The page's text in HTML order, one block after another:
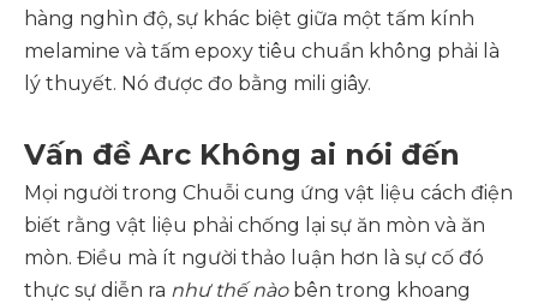
hàng nghìn độ, sự khác biệt giữa một tấm kính
melamine và tấm epoxy tiêu chuẩn không phải là
lý thuyết. Nó được đo bằng mili giây.
Vấn đề Arc Không ai nói đến
Mọi người trong Chuỗi cung ứng vật liệu cách điện
biết rằng vật liệu phải chống lại sự ăn mòn và ăn
mòn. Điều mà ít người thảo luận hơn là sự cố đó
thực sự diễn ra như thế nào bên trong khoang